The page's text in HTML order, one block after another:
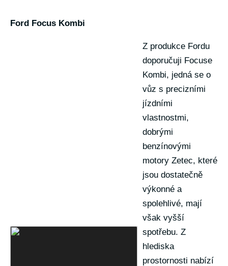
Ford Focus Kombi
Z produkce Fordu
doporučuji Focuse
Kombi, jedná se o
vůz s precizními
jízdními
vlastnostmi,
dobrými
benzínovými
motory Zetec, které
jsou dostatečně
výkonné a
spolehlivé, mají
však vyšší
spotřebu. Z
hlediska
prostornosti nabízí